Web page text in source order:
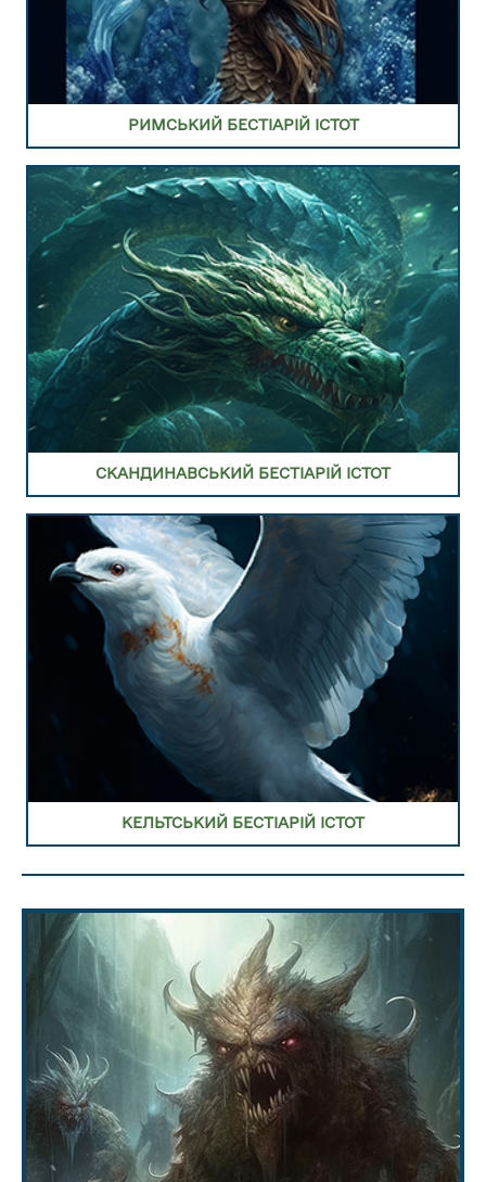
РИМСЬКИЙ БЕСТІАРІЙ ІСТОТ
ПЕРЕЙТИ В РОЗДІЛ СКАНДИНАВСЬКИЙ БЕСТІАРІЙ
СКАНДИНАВСЬКИЙ БЕСТІАРІЙ ІСТОТ
ПЕРЕЙТИ В РОЗДІЛ КЕЛЬТСЬКИЙ БЕСТІАРІЙ ІСТОТ
ТА МОНСТРІВ
КЕЛЬТСЬКИЙ БЕСТІАРІЙ ІСТОТ